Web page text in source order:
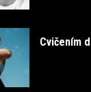
Cvičením